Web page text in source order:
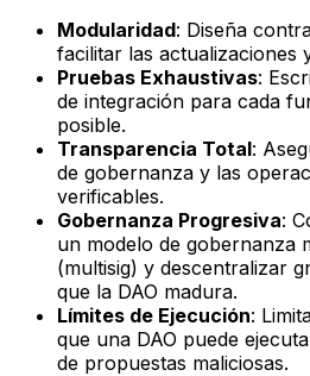
Modularidad: Diseña
facilitar las actualizaciones
Pruebas Exhaustivas:
de integración para cada
posible.
Transparencia Total:
de gobernanza y las
verificables.
Gobernanza Progresiva:
un modelo de gobernanza
(multisig) y descentralizar
que la DAO madura.
Límites de Ejecución:
que una DAO puede
de propuestas maliciosas.